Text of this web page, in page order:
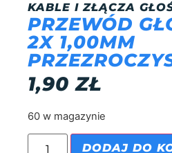
KABLE I ZŁĄCZA
PRZEWÓD
2X 1,00MM
1,90ZŁ
60 w magazynie
DODAJ DO